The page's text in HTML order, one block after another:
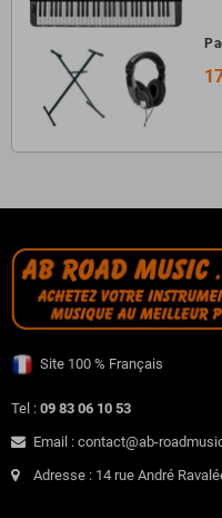
Site 100 % Français
Tel : 09 83 06 10 53
Email : contact@ab-
Adresse : 14 rue André